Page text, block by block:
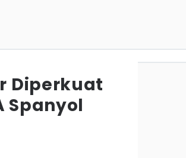
Diperkuat
Spanyol